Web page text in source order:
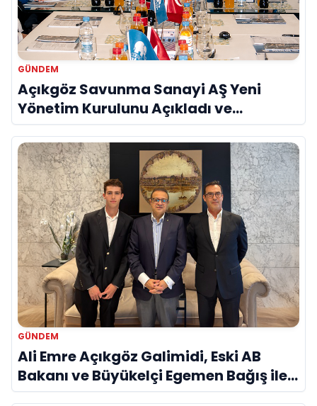
GÜNDEM
Açıkgöz Savunma Sanayi AŞ Yeni
Yönetim Kurulunu Açıkladı ve
Savunma Sanayinde Küresel Vizyon
Vurgusu
GÜNDEM
Ali Emre Açıkgöz Galimidi, Eski AB
Bakanı ve Büyükelçi Egemen Bağış ile
Bir Araya Geldi